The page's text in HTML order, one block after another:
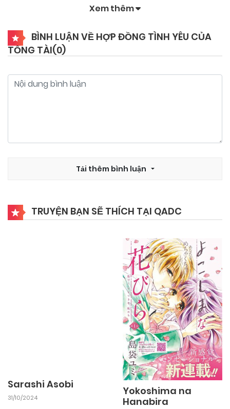
Xem thêm
BÌNH LUẬN VỀ HỢP ĐỒNG TÌNH YÊU CỦA
TỔNG TÀI(0)
Tải thêm bình luận
TRUYỆN BẠN SẼ THÍCH TẠI QADC
Sarashi Asobi
31/10/2024
Yokoshima na
Hanabira